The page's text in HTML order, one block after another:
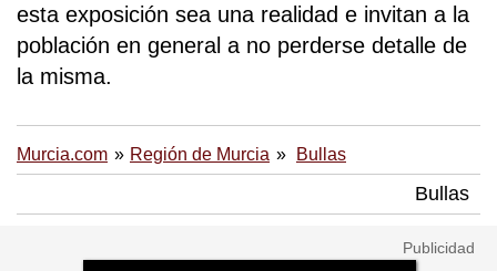
esta exposición sea una realidad e invitan a la
población en general a no perderse detalle de
la misma.
Murcia.com Región de Murcia Bullas
Bullas